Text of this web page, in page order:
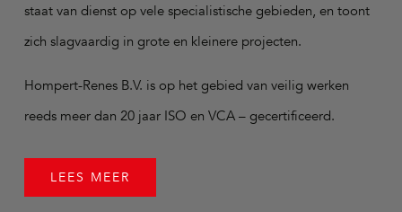
staat van dienst op vele specialistische gebieden, en toont
zich slagvaardig in grote en kleinere projecten.
Hompert-Renes B.V. is op het gebied van veilig werken
reeds meer dan 20 jaar ISO en VCA – gecertificeerd.
LEES MEER